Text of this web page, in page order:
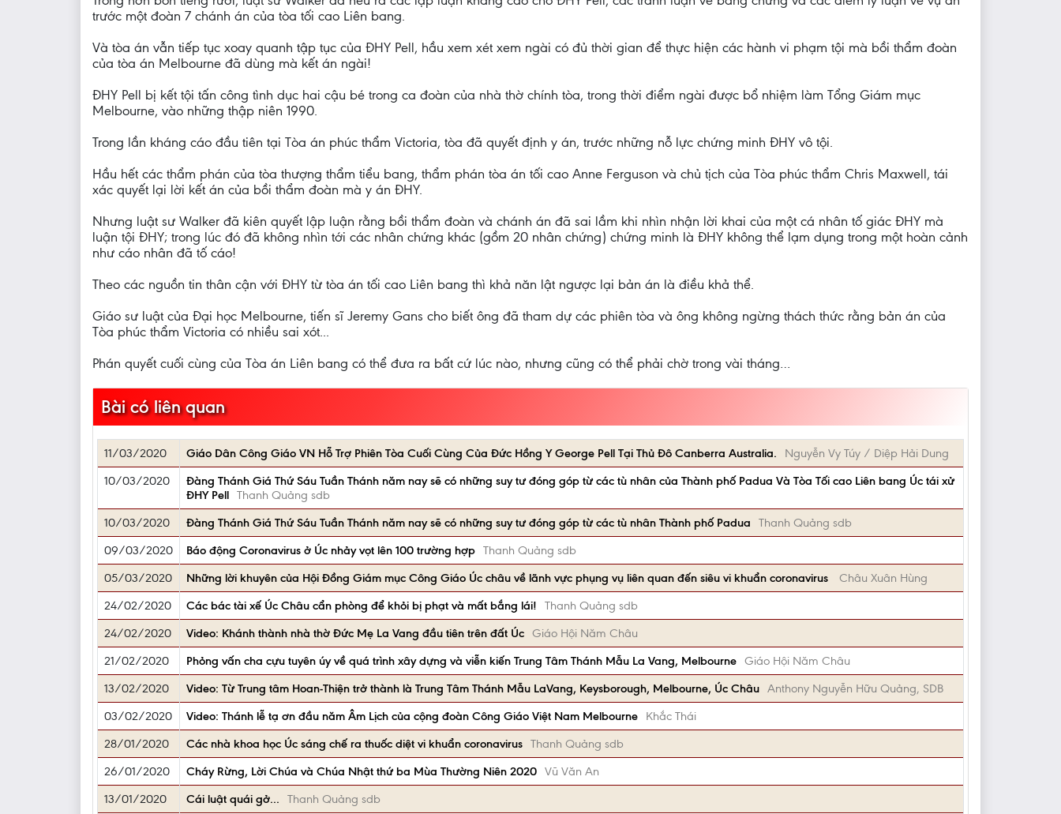
trước một đoàn 7 chánh án của tòa tối cao Liên bang.
Và tòa án vẫn tiếp tục xoay quanh tập tục của ĐHY Pell, hầu xem xét xem ngài có đủ thời gian để thực hiện các hành vi phạm tội mà bồi thẩm đoàn
của tòa án Melbourne đã dùng mà kết án ngài!
ĐHY Pell bị kết tội tấn công tình dục hai cậu bé trong ca đoàn của nhà thờ chính tòa, trong thời điểm ngài được bổ nhiệm làm Tổng Giám mục
Melbourne, vào những thập niên 1990.
Trong lần kháng cáo đầu tiên tại Tòa án phúc thẩm Victoria, tòa đã quyết định y án, trước những nỗ lực chứng minh ĐHY vô tội.
Hầu hết các thẩm phán của tòa thượng thẩm tiểu bang, thẩm phán tòa án tối cao Anne Ferguson và chủ tịch của Tòa phúc thẩm Chris Maxwell, tái
xác quyết lại lời kết án của bồi thẩm đoàn mà y án ĐHY.
Nhưng luật sư Walker đã kiên quyết lập luận rằng bồi thẩm đoàn và chánh án đã sai lầm khi nhìn nhận lời khai của một cá nhân tố giác ĐHY mà
luận tội ĐHY; trong lúc đó đã không nhìn tới các nhân chứng khác (gồm 20 nhân chứng) chứng minh là ĐHY không thể lạm dụng trong một hoàn cảnh
như cáo nhân đã tố cáo!
Theo các nguồn tin thân cận với ĐHY từ tòa án tối cao Liên bang thì khả năn lật ngược lại bản án là điều khả thể.
Giáo sư luật của Đại học Melbourne, tiến sĩ Jeremy Gans cho biết ông đã tham dự các phiên tòa và ông không ngừng thách thức rằng bản án của
Tòa phúc thẩm Victoria có nhiều sai xót...
Phán quyết cuối cùng của Tòa án Liên bang có thể đưa ra bất cứ lúc nào, nhưng cũng có thể phải chờ trong vài tháng…
Bài có liên quan
11/03/2020 Giáo Dân Công Giáo VN Hỗ Trợ Phiên Tòa Cuối Cùng Của Đức Hồng Y George Pell Tại Thủ Đô Canberra Australia.
Nguyễn Vy Túy / Diệp Hải Dung
10/03/2020
Đàng Thánh Giá Thứ Sáu Tuần Thánh năm nay sẽ có những suy tư đóng góp từ các tù nhân của Thành phố Padua Và Tòa Tối cao Liên bang Úc tái xử
ĐHY Pell Thanh Quảng sdb
10/03/2020
Đàng Thánh Giá Thứ Sáu Tuần Thánh năm nay sẽ có những suy tư đóng góp từ các tù nhân Thành phố Padua
Thanh Quảng sdb
09/03/2020
Báo động Coronavirus ở Úc nhảy vọt lên 100 trường hợp Thanh Quảng sdb
05/03/2020
Những lời khuyên của Hội Đồng Giám mục Công Giáo Úc châu về lãnh vực phụng vụ liên quan đến siêu vi khuẩn coronavirus
Châu Xuân Hùng
24/02/2020
Các bác tài xế Úc Châu cẩn phòng để khỏi bị phạt và mất bắng lái!
Thanh Quảng sdb
24/02/2020
Video: Khánh thành nhà thờ Đức Mẹ La Vang đầu tiên trên đất Úc Giáo Hội Năm Châu
21/02/2020
Phỏng vấn cha cựu tuyên úy về quá trình xây dựng và viễn kiến Trung Tâm Thánh Mẫu La Vang, Melbourne Giáo Hội Năm Châu
13/02/2020
Video: Từ Trung tâm Hoan-Thiện trở thành là Trung Tâm Thánh Mẫu LaVang, Keysborough, Melbourne, Úc Châu Anthony Nguyễn Hữu Quảng, SDB
03/02/2020
Video: Thánh lễ tạ ơn đầu năm Âm Lịch của cộng đoàn Công Giáo Việt Nam Melbourne
Khắc Thái
28/01/2020
Các nhà khoa học Úc sáng chế ra thuốc diệt vi khuẩn coronavirus Thanh Quảng sdb
26/01/2020
Cháy Rừng, Lời Chúa và Chúa Nhật thứ ba Mùa Thường Niên 2020 Vũ Văn An
13/01/2020
Cái luật quái gở... Thanh Quảng sdb